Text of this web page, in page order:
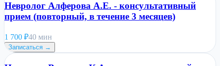
Невролог Алферова А.Е. - консультативный
прием (повторный, в течение 3 месяцев)
1 700 ₽40 мин
Записаться →